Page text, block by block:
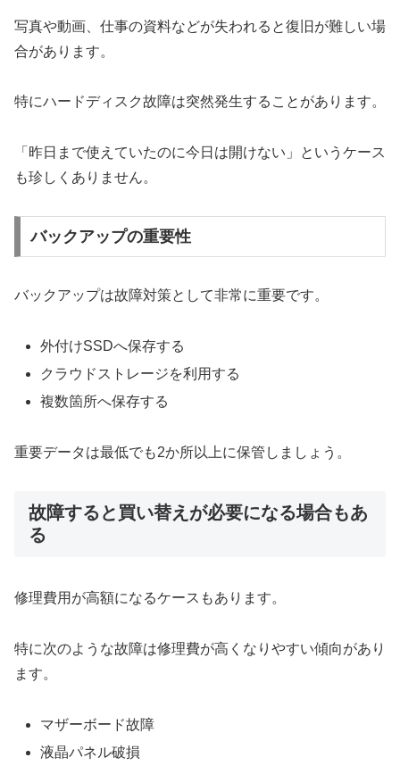
写真や動画、仕事の資料などが失われると復旧が難しい場
合があります。
特にハードディスク故障は突然発生することがあります。
「昨日まで使えていたのに今日は開けない」というケース
も珍しくありません。
バックアップの重要性
バックアップは故障対策として非常に重要です。
外付けSSDへ保存する
クラウドストレージを利用する
複数箇所へ保存する
重要データは最低でも2か所以上に保管しましょう。
故障すると買い替えが必要になる場合もあ
る
修理費用が高額になるケースもあります。
特に次のような故障は修理費が高くなりやすい傾向があり
ます。
マザーボード故障
液晶パネル破損